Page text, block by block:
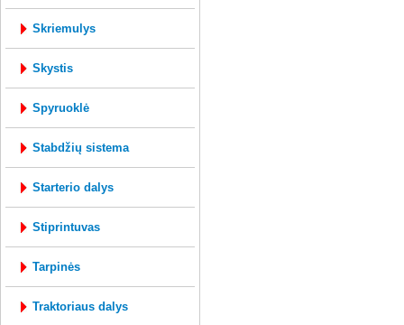
skriemulys
skystis
spyruoklė
stabdžių sistema
starterio dalys
stiprintuvas
tarpinės
traktoriaus dalys